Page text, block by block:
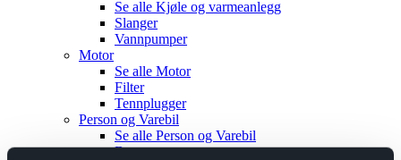
Se alle Kjøle og varmeanlegg
Slanger
Vannpumper
Motor
Se alle Motor
Filter
Tennplugger
Person og Varebil
Se alle Person og Varebil
Brems